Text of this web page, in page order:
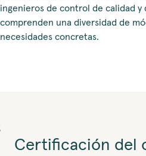
ingenieros de control de calidad y
comprenden una diversidad de
necesidades concretas.
Certificación del